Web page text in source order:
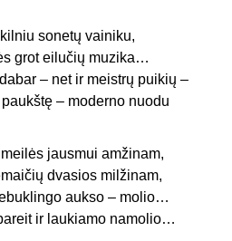
sonetų vainiku,
grot eilučių muzika…
– net ir meistrų puikių –
– moderno nuodu
jausmui amžinam,
dvasios milžinam,
aukso – molio…
ir laukiamo namolio…